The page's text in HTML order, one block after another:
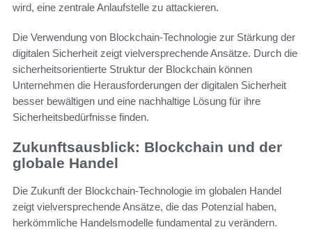
wird, eine zentrale Anlaufstelle zu attackieren.
Die Verwendung von Blockchain-Technologie zur Stärkung der
digitalen Sicherheit zeigt vielversprechende Ansätze. Durch die
sicherheitsorientierte Struktur der Blockchain können
Unternehmen die Herausforderungen der digitalen Sicherheit
besser bewältigen und eine nachhaltige Lösung für ihre
Sicherheitsbedürfnisse finden.
Zukunftsausblick: Blockchain und der
globale Handel
Die Zukunft der Blockchain-Technologie im globalen Handel
zeigt vielversprechende Ansätze, die das Potenzial haben,
herkömmliche Handelsmodelle fundamental zu verändern.